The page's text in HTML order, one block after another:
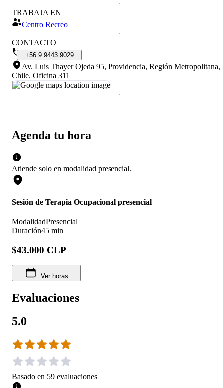
Agenda tu hora
Atiende solo en modalidad presencial.
Sesión de Terapia Ocupacional presencial
ModalidadPresencial
Duración45 min
$43.000 CLP
Ver horas
Evaluaciones
5.0
Basado en 59 evaluaciones
TRABAJA EN
Centro Recreo
CONTACTO
+56 9 9443 9029
Av. Luis Thayer Ojeda 95, Providencia, Región Metropolitana,
Chile. Oficina 311